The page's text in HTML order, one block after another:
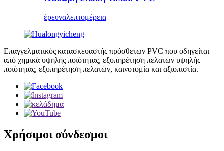
έρευναλεπτομέρεια
Επαγγελματικός κατασκευαστής πρόσθετων PVC που οδηγείται
από χημικά υψηλής ποιότητας, εξυπηρέτηση πελατών υψηλής
ποιότητας, εξυπηρέτηση πελατών, καινοτομία και αξιοπιστία.
Χρήσιμοι σύνδεσμοι